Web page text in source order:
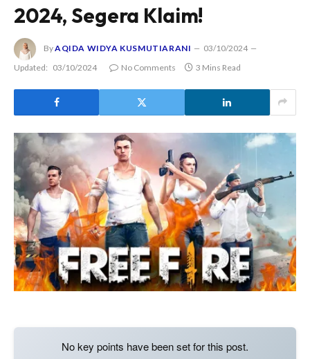
2024, Segera Klaim!
ByAQIDA WIDYA KUSMUTIARANI
03/10/2024
Updated: 03/10/2024 No Comments 3 Mins Read
No key points have been set for this post.